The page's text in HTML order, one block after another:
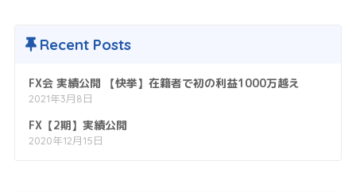
Recent Posts
FX会 実績公開 【快挙】在籍者で初の利益1000万越え
2021年3月8日
FX【2期】実績公開
2020年12月15日